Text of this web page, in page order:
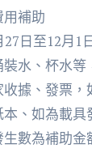
用補助
日至12月1
水、杯水
據、發票
、如為載具
數為補助金